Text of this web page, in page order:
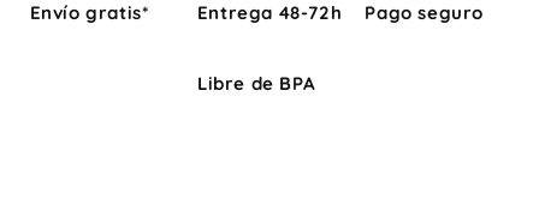
Envío gratis* Entrega 48-72h Pago seguro
Libre de BPA